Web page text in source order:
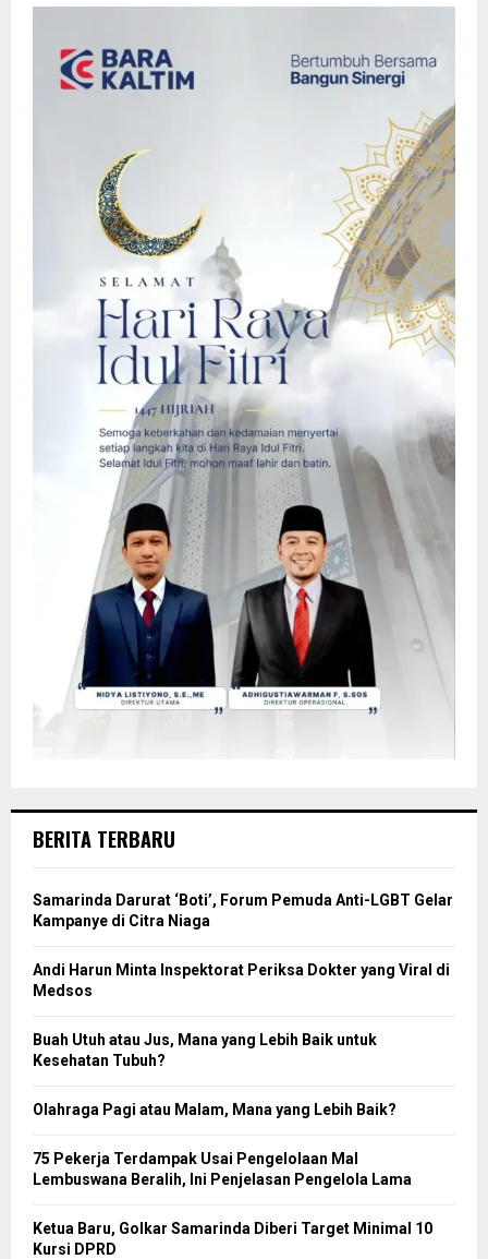
BERITA TERBARU
Samarinda Darurat ‘Boti’, Forum Pemuda Anti-LGBT Gelar
Kampanye di Citra Niaga
Andi Harun Minta Inspektorat Periksa Dokter yang Viral di
Medsos
Buah Utuh atau Jus, Mana yang Lebih Baik untuk
Kesehatan Tubuh?
Olahraga Pagi atau Malam, Mana yang Lebih Baik?
75 Pekerja Terdampak Usai Pengelolaan Mal
Lembuswana Beralih, Ini Penjelasan Pengelola Lama
Ketua Baru, Golkar Samarinda Diberi Target Minimal 10
Kursi DPRD